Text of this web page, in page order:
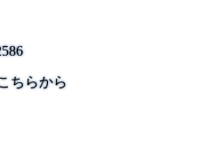
ちらから